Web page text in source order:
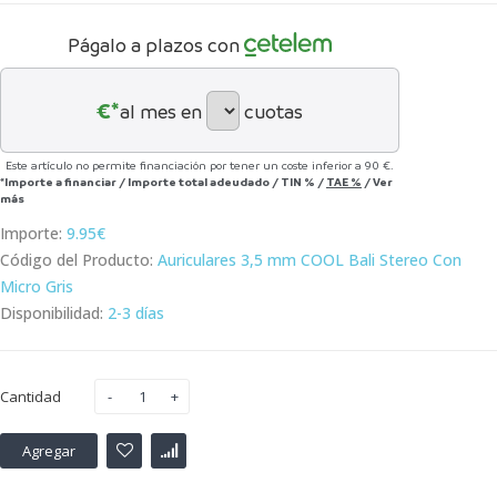
Págalo a plazos con
€*al mes en cuotas
Este artículo no permite financiación por tener un coste inferior a 90 €.
*Importe a financiar / Importe total adeudado / TIN % / TAE % /Ver
más
Importe: 9.95€
Código del Producto: Auriculares 3,5 mm COOL Bali Stereo Con
Micro Gris
Disponibilidad: 2-3 días
Cantidad
Agregar